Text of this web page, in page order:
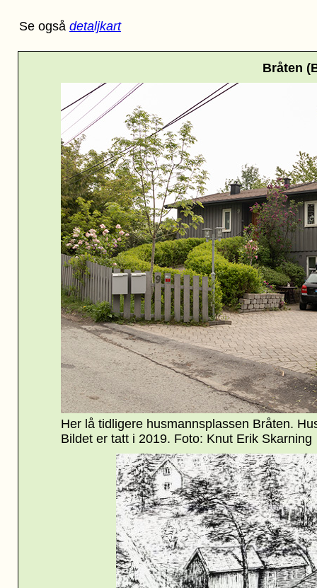
Bråten
Se også detaljkart
Her lå tidligere husmannsplassen Bråten.
Bildet er tatt i 2019. Foto: Knut Erik Skarning